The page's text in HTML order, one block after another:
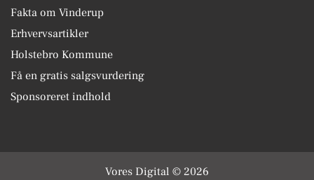
Fakta om Vinderup
Erhvervsartikler
Holstebro Kommune
Få en gratis salgsvurdering
Sponsoreret indhold
Vores Digital © 2026